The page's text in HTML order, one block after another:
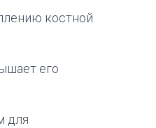
костной
его
для